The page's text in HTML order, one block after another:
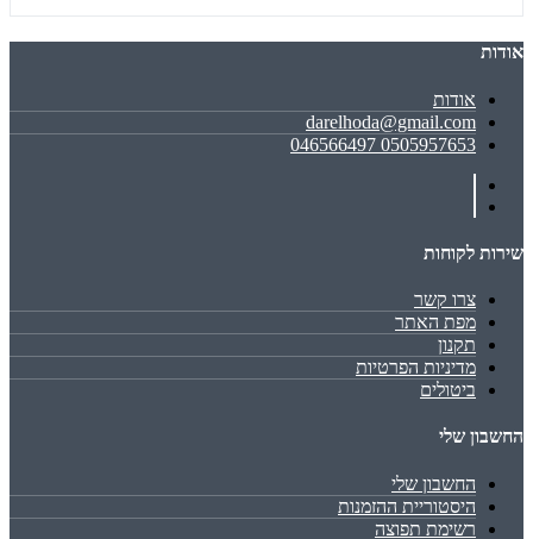
אודות
אודות
darelhoda@gmail.com
0505957653 046566497
שירות לקוחות
צרו קשר
מפת האתר
תקנון
מדיניות הפרטיות
ביטולים
החשבון שלי
החשבון שלי
היסטוריית ההזמנות
רשימת תפוצה